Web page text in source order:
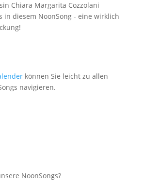
Chiara Margarita Cozzolani
in diesem NoonSong - eine wirklich
können Sie leicht zu allen
navigieren.
NoonSongs?